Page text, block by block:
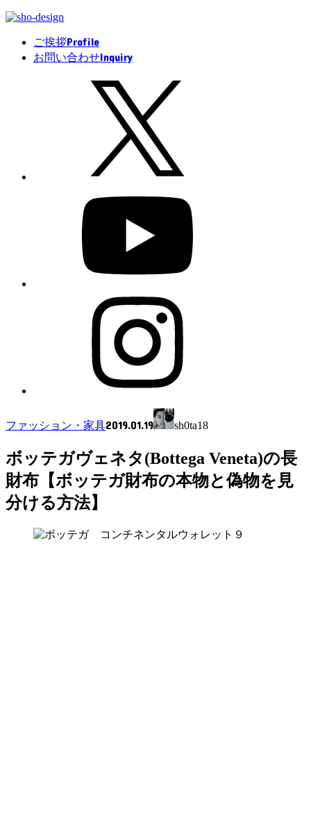
ご挨拶Profile
お問い合わせInquiry
ファッション・家具2019.01.19 sh0ta18
ボッテガヴェネタ(Bottega Veneta)の長
財布【ボッテガ財布の本物と偽物を見
分ける方法】